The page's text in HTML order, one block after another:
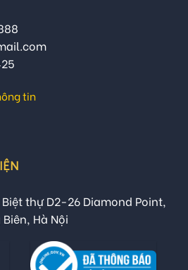
tin
Biệt thự D2-26 Diamond Point,
Hà Nội